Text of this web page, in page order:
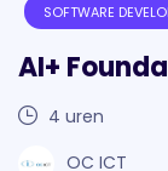
SOFTWARE
AI+
4 uren
OC ICT